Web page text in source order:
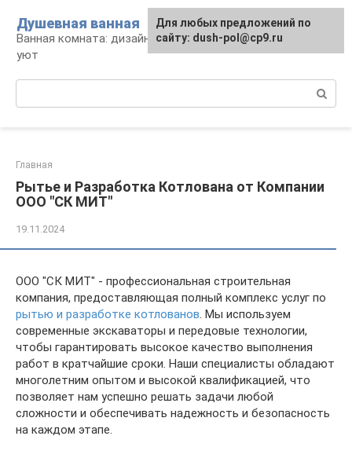
контенту
Душевная ванная
Ванная комната: дизайн, саноборудование,
уют
Главная
Рытье и Разработка Котлована от Компании
ООО "СК МИТ"
19.11.2024
ООО "СК МИТ" - профессиональная строительная
компания, предоставляющая полный комплекс услуг по
рытью и разработке котлованов. Мы используем
современные экскаваторы и передовые технологии,
чтобы гарантировать высокое качество выполнения
работ в кратчайшие сроки. Наши специалисты обладают
многолетним опытом и высокой квалификацией, что
позволяет нам успешно решать задачи любой
сложности и обеспечивать надежность и безопасность
на каждом этапе.
Для любых предложений по
сайту: dush-pol@cp9.ru